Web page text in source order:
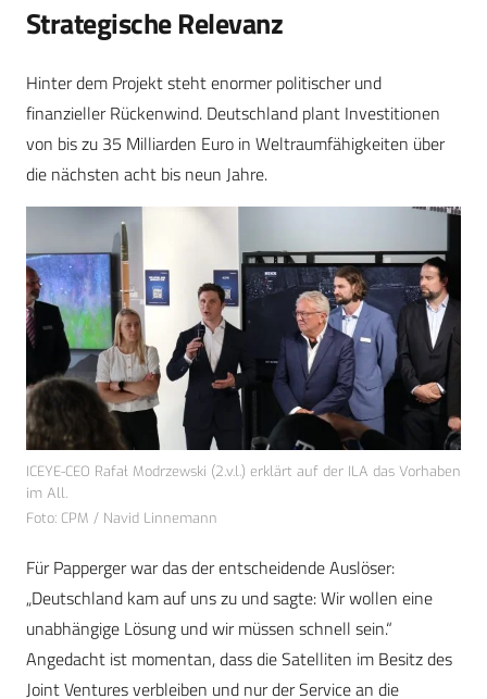
Strategische Relevanz
Hinter dem Projekt steht enormer politischer und
finanzieller Rückenwind. Deutschland plant Investitionen
von bis zu 35 Milliarden Euro in Weltraumfähigkeiten über
die nächsten acht bis neun Jahre.
ICEYE-CEO Rafał Modrzewski (2.v.l.) erklärt auf der ILA das Vorhaben
im All.
Foto: CPM / Navid Linnemann
Für Papperger war das der entscheidende Auslöser:
„Deutschland kam auf uns zu und sagte: Wir wollen eine
unabhängige Lösung und wir müssen schnell sein.“
Angedacht ist momentan, dass die Satelliten im Besitz des
Joint Ventures verbleiben und nur der Service an die